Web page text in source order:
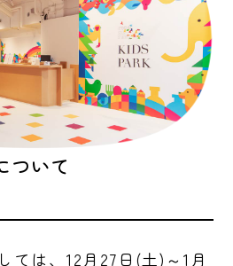
ついて
ては、12月27日(土)～1月